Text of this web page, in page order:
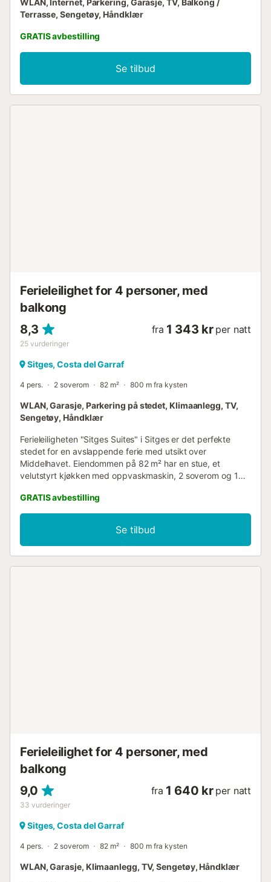
Terrasse, Sengetøy, Håndklær
GRATIS avbestilling
Se tilbud
Ferieleilighet for 4 personer, med
balkong
8,3
25 vurderinger
fra 1 343 kr per natt
Sitges, Costa del Garraf
4 pers. 2 soverom 82 m² 800 m fra kysten
WLAN, Garasje, Parkering på stedet, Klimaanlegg, TV,
Sengetøy, Håndklær
Ferieleiligheten "Sitges Suites" i Sitges er det perfekte
stedet for en avslappende ferie med utsikt over
Middelhavet. Eiendommen på 82 m² har en stue, et
velutstyrt kjøkken med oppvaskmaskin, 2 soverom og 1
inkluderer Wi-Fi egnet for videosamtaler, TV, klimaanlegg
og en vaskemaskin. Nyt det private uteområdet med en
åpen terrasse og en balkong, ideelt for å nyte
middelhavsklimaet. Parkering er tilgjengelig i garasje, med
ekstra gratis gateparkering for enkelhets skyld hvis du
GRATIS avbestilling
Se tilbud
Ferieleilighet for 4 personer, med
balkong
9,0
33 vurderinger
fra 1 640 kr per natt
Sitges, Costa del Garraf
4 pers. 2 soverom 82 m² 800 m fra kysten
WLAN, Garasje, Klimaanlegg, TV, Sengetøy, Håndklær